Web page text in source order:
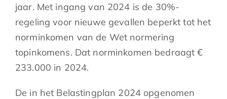
jaar. Met ingang van 2024 is de 30%-
regeling voor nieuwe gevallen beperkt tot het
norminkomen van de Wet normering
topinkomens. Dat norminkomen bedraagt €
233.000 in 2024.
De in het Belastingplan 2024 opgenomen